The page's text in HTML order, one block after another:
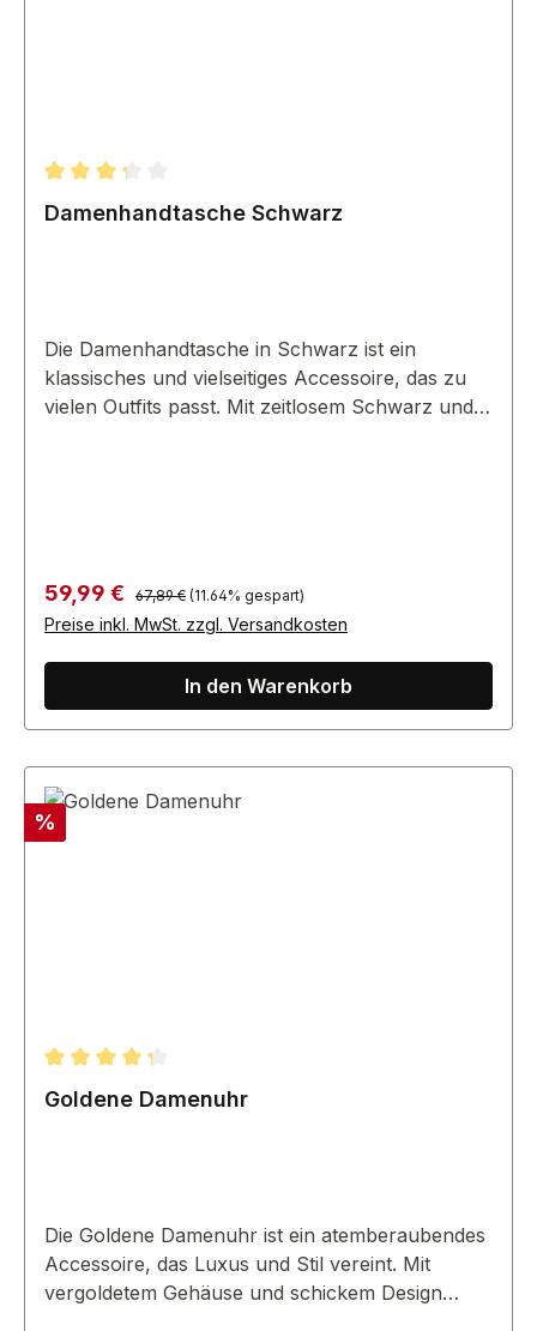
Durchschnittliche Bewertung von 3.33 von 5 Sternen
Damenhandtasche Schwarz
Die Damenhandtasche in Schwarz ist ein
klassisches und vielseitiges Accessoire, das zu
vielen Outfits passt. Mit zeitlosem Schwarz und
Verkaufspreis:
59,99 € Regulärer Preis:
67,89 € (11.64% gespart)
Preise inkl. MwSt. zzgl. Versandkosten
In den Warenkorb
Rabatt
%
Durchschnittliche Bewertung von 4.33 von 5 Sternen
Goldene Damenuhr
Die Goldene Damenuhr ist ein atemberaubendes
Accessoire, das Luxus und Stil vereint. Mit
vergoldetem Gehäuse und schickem Design